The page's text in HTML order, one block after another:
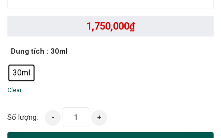
1,750,000₫
Dung tích : 30ml
30ml
Clear
Số lượng: - +